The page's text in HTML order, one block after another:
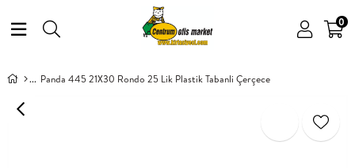
0
Panda 445 21X30 Rondo 25 Lik Plastik Tabanli Çerçece